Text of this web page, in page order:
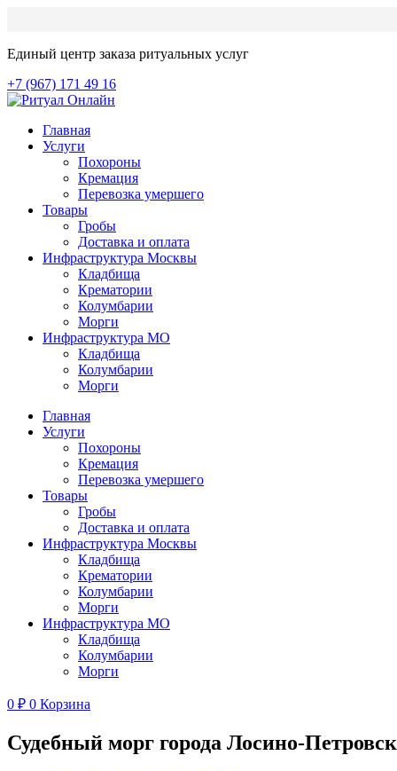
Единый центр заказа ритуальных услуг
+7 (967) 171 49 16
Главная
Услуги
Похороны
Кремация
Перевозка умершего
Товары
Гробы
Доставка и оплата
Инфраструктура Москвы
Кладбища
Крематории
Колумбарии
Морги
Инфраструктура МО
Кладбища
Колумбарии
Морги
Главная
Услуги
Похороны
Кремация
Перевозка умершего
Товары
Гробы
Доставка и оплата
Инфраструктура Москвы
Кладбища
Крематории
Колумбарии
Морги
Инфраструктура МО
Кладбища
Колумбарии
Морги
0 ₽ 0 Корзина
Судебный морг города Лосино-Петровск